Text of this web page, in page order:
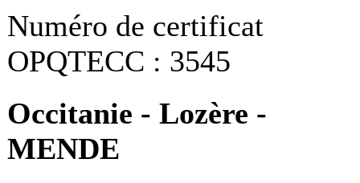
Numéro de certificat
OPQTECC : 3545
Occitanie - Lozère -
MENDE